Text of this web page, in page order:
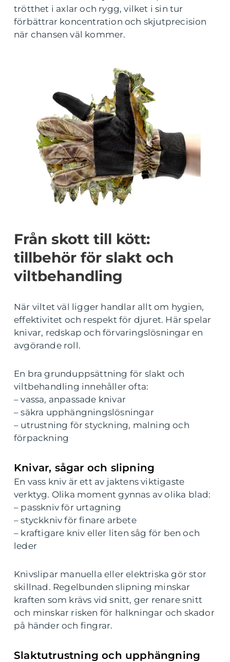
trötthet i axlar och rygg, vilket i sin tur
förbättrar koncentration och skjutprecision
när chansen väl kommer.
Från skott till kött:
tillbehör för slakt och
viltbehandling
När viltet väl ligger handlar allt om hygien,
effektivitet och respekt för djuret. Här spelar
knivar, redskap och förvaringslösningar en
avgörande roll.
En bra grunduppsättning för slakt och
viltbehandling innehåller ofta:
– vassa, anpassade knivar
– säkra upphängningslösningar
– utrustning för styckning, malning och
förpackning
Knivar, sågar och slipning
En vass kniv är ett av jaktens viktigaste
verktyg. Olika moment gynnas av olika blad:
– passkniv för urtagning
– styckkniv för finare arbete
– kraftigare kniv eller liten såg för ben och
leder
Knivslipar manuella eller elektriska gör stor
skillnad. Regelbunden slipning minskar
kraften som krävs vid snitt, ger renare snitt
och minskar risken för halkningar och skador
på händer och fingrar.
Slaktutrustning och upphängning